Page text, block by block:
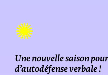
✺
Une nouvelle saison
d’autodéfense verbale !